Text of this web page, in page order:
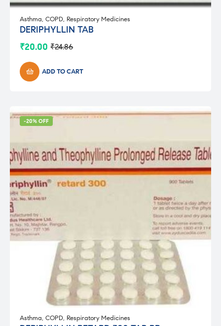
Asthma, COPD, Respiratory Medicines
DERIPHYLLIN TAB
₹24.86
Original
was:
₹24.86.
₹20.00
Current
is:
₹20.00.ADD TO CART
-20% OFF
Asthma, COPD, Respiratory Medicines